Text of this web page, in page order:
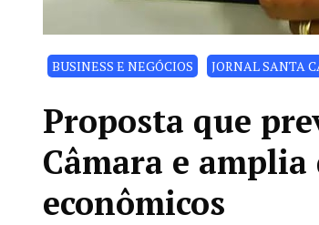
BUSINESS E NEGÓCIOS JORNAL SANTA
Proposta que
Câmara e
econômicos